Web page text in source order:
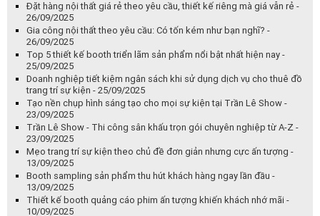
Đặt hàng nội thất giá rẻ theo yêu cầu, thiết kế riêng mà giá vẫn rẻ -
26/09/2025
Gia công nội thất theo yêu cầu: Có tốn kém như bạn nghĩ? -
26/09/2025
Top 5 thiết kế booth triển lãm sản phẩm nổi bật nhất hiện nay -
25/09/2025
Doanh nghiệp tiết kiệm ngân sách khi sử dụng dịch vụ cho thuê đồ
trang trí sự kiện - 25/09/2025
Tạo nền chụp hình sáng tạo cho mọi sự kiện tại Trần Lê Show -
23/09/2025
Trần Lê Show - Thi công sân khấu trọn gói chuyên nghiệp từ A-Z -
23/09/2025
Mẹo trang trí sự kiện theo chủ đề đơn giản nhưng cực ấn tượng -
13/09/2025
Booth sampling sản phẩm thu hút khách hàng ngay lần đầu -
13/09/2025
Thiết kế booth quảng cáo phim ấn tượng khiến khách nhớ mãi -
10/09/2025